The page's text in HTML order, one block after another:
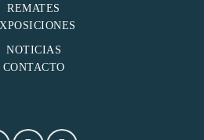
REMATES
NOTICIAS
CONTACTO